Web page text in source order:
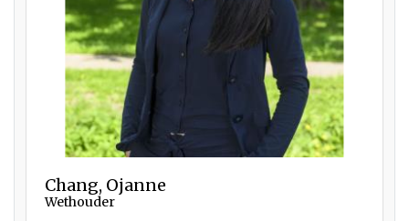
Chang, Ojanne
Wethouder